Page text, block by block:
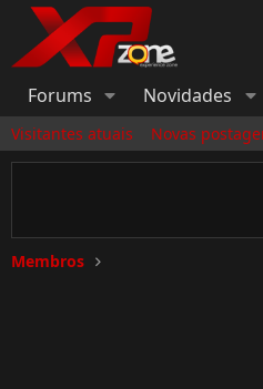
Forums Novidades
Visitantes atuais Novas
Membros